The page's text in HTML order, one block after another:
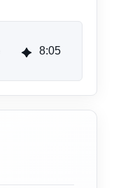
8:05